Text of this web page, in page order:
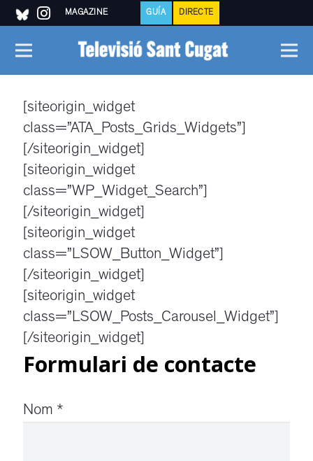
MAGAZINE GUÍA DIRECTE
[siteorigin_widget
class=”ATA_Posts_Grids_Widgets”]
[/siteorigin_widget]
[siteorigin_widget
class=”WP_Widget_Search”]
[/siteorigin_widget]
[siteorigin_widget
class=”LSOW_Button_Widget”]
[/siteorigin_widget]
[siteorigin_widget
class=”LSOW_Posts_Carousel_Widget”]
[/siteorigin_widget]
Formulari de contacte
Nom *